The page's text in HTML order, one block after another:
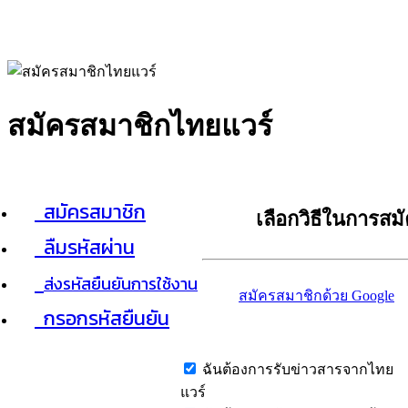
สมัครสมาชิกไทยแวร์
สมัครสมาชิก
ลืมรหัสผ่าน
ส่งรหัสยืนยันการใช้งาน
กรอกรหัสยืนยัน
เลือกวิธีในการส
สมัครสมาชิกด้วย Google
ฉันต้องการรับข่าวสารจากไทย
แวร์